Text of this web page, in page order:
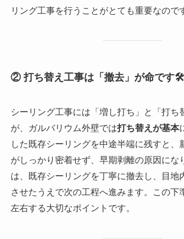
リング工事を行うことがとても重要なので
② 打ち替え工事は「撤去」が命です🛠️
シーリング工事には「増し打ち」と「打ち
が、ガルバリウム外壁では打ち替えが基本
した既存シーリングを中途半端に残すと、
がしっかり密着せず、早期剥離の原因にな
は、既存シーリングを丁寧に撤去し、目地
させたうえで次の工程へ進みます。この下
左右する大切なポイントです。